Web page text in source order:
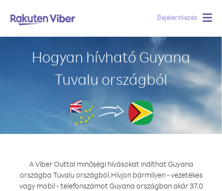
Bejelentkezés
Hogyan hívható Guyana
Tuvalu országból
A Viber Outtal minőségi hívásokat indíthat Guyana
országba Tuvalu országból.Hívjon bármilyen - vezetékes
vagy mobil - telefonszámot Guyana országban akár 37.0